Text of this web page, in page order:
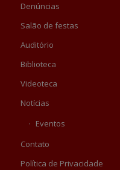
Denúncias
Salão de festas
Auditório
Biblioteca
Videoteca
Notícias
Eventos
Contato
Política de Privacidade